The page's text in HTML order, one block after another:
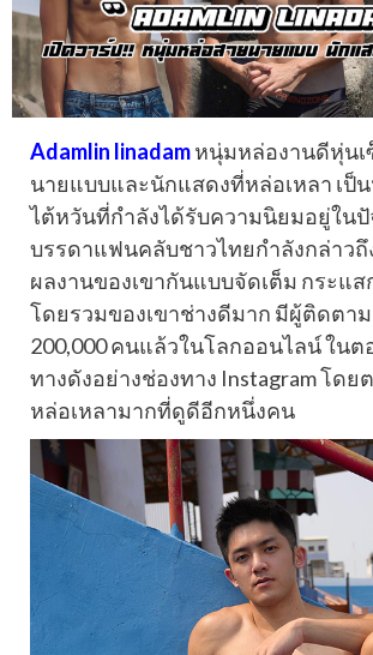
Adamlin linadamหนุ่มหล่องานดีหุ่นเ
นายแบบและนักแสดงที่หล่อเหลา เป็
ไต้หวันที่กำลังได้รับความนิยมอยู่ในปั
บรรดาแฟนคลับชาวไทยกำลังกล่าวถึ
ผลงานของเขากันแบบจัดเต็ม กระแ
โดยรวมของเขาช่างดีมาก มีผู้ติดตา
200,000 คนแล้วในโลกออนไลน์ ใน
ทางดังอย่างช่องทาง Instagram โดย
หล่อเหลามากที่ดูดีอีกหนึ่งคน